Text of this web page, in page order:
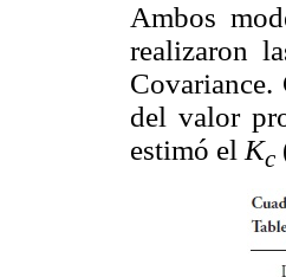
Ambos
realizaron
del valor
estimó el Kc